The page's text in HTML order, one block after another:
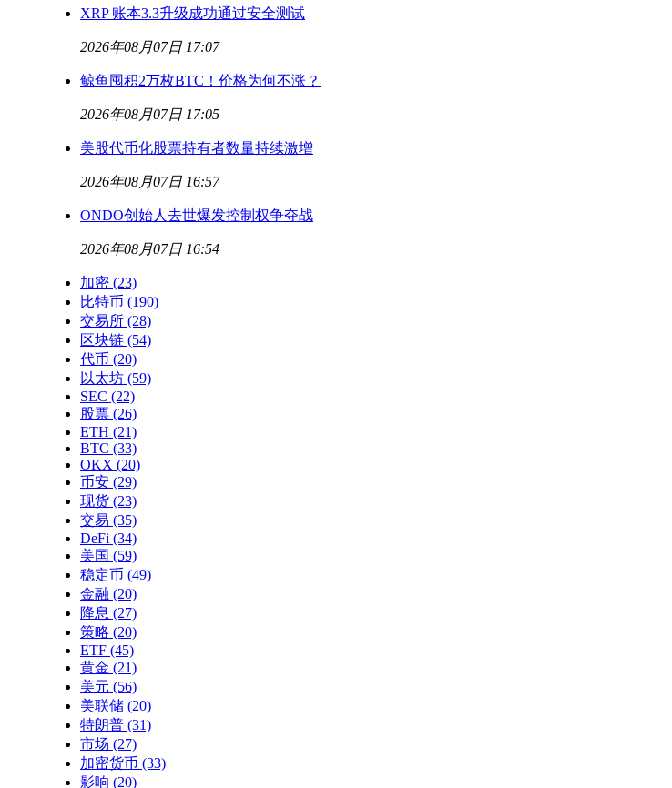
XRP 账本3.3升级成功通过安全测试
2026年08月07日 17:07
鲸鱼囤积2万枚BTC！价格为何不涨？
2026年08月07日 17:05
美股代币化股票持有者数量持续激增
2026年08月07日 16:57
ONDO创始人去世爆发控制权争夺战
2026年08月07日 16:54
加密 (23)
比特币 (190)
交易所 (28)
区块链 (54)
代币 (20)
以太坊 (59)
SEC (22)
股票 (26)
ETH (21)
BTC (33)
OKX (20)
币安 (29)
现货 (23)
交易 (35)
DeFi (34)
美国 (59)
稳定币 (49)
金融 (20)
降息 (27)
策略 (20)
ETF (45)
黄金 (21)
美元 (56)
美联储 (20)
特朗普 (31)
市场 (27)
加密货币 (33)
影响 (20)